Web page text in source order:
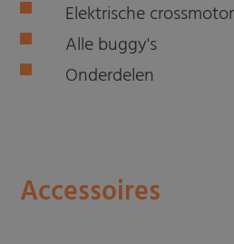
Elektrische
Alle buggy's
Onderdelen
Accessoires